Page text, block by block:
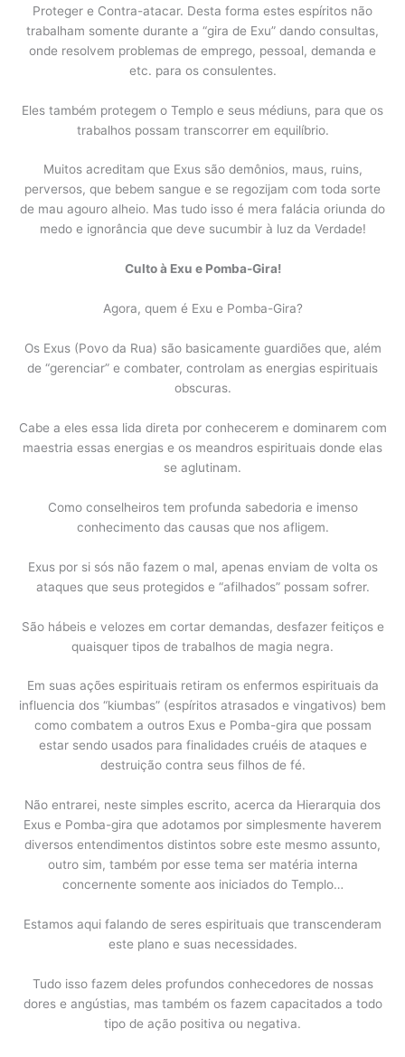
Proteger e Contra-atacar. Desta forma estes espíritos não
trabalham somente durante a “gira de Exu” dando consultas,
onde resolvem problemas de emprego, pessoal, demanda e
etc. para os consulentes.
Eles também protegem o Templo e seus médiuns, para que os
trabalhos possam transcorrer em equilíbrio.
Muitos acreditam que Exus são demônios, maus, ruins,
perversos, que bebem sangue e se regozijam com toda sorte
de mau agouro alheio. Mas tudo isso é mera falácia oriunda do
medo e ignorância que deve sucumbir à luz da Verdade!
Culto à Exu e Pomba-Gira!
Agora, quem é Exu e Pomba-Gira?
Os Exus (Povo da Rua) são basicamente guardiões que, além
de “gerenciar” e combater, controlam as energias espirituais
obscuras.
Cabe a eles essa lida direta por conhecerem e dominarem com
maestria essas energias e os meandros espirituais donde elas
se aglutinam.
Como conselheiros tem profunda sabedoria e imenso
conhecimento das causas que nos afligem.
Exus por si sós não fazem o mal, apenas enviam de volta os
ataques que seus protegidos e “afilhados” possam sofrer.
São hábeis e velozes em cortar demandas, desfazer feitiços e
quaisquer tipos de trabalhos de magia negra.
Em suas ações espirituais retiram os enfermos espirituais da
influencia dos “kiumbas” (espíritos atrasados e vingativos) bem
como combatem a outros Exus e Pomba-gira que possam
estar sendo usados para finalidades cruéis de ataques e
destruição contra seus filhos de fé.
Não entrarei, neste simples escrito, acerca da Hierarquia dos
Exus e Pomba-gira que adotamos por simplesmente haverem
diversos entendimentos distintos sobre este mesmo assunto,
outro sim, também por esse tema ser matéria interna
concernente somente aos iniciados do Templo…
Estamos aqui falando de seres espirituais que transcenderam
este plano e suas necessidades.
Tudo isso fazem deles profundos conhecedores de nossas
dores e angústias, mas também os fazem capacitados a todo
tipo de ação positiva ou negativa.